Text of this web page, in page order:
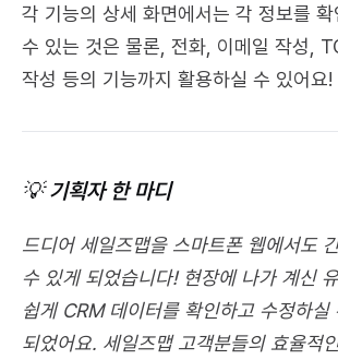
각 기능의 상세 화면에서는 각 정보를
수 있는 것은 물론, 전화, 이메일 작성,
작성 등의 기능까지 활용하실 수 있어요!
💡 기획자 한 마디
드디어 세일즈맵을 스마트폰 웹에서도
수 있게 되었습니다! 현장에 나가 계신
쉽게 CRM 데이터를 확인하고 수정하실
되었어요. 세일즈맵 고객분들의 효율적